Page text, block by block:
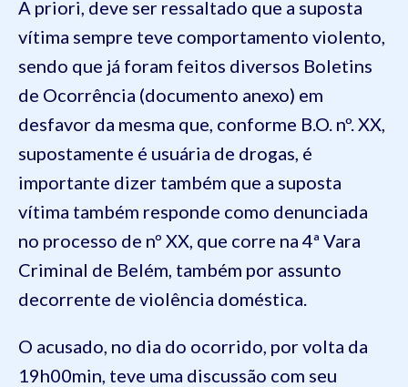
A priori, deve ser ressaltado que a suposta
vítima sempre teve comportamento violento,
sendo que já foram feitos diversos Boletins
de Ocorrência (documento anexo) em
desfavor da mesma que, conforme B.O. nº. XX,
supostamente é usuária de drogas, é
importante dizer também que a suposta
vítima também responde como denunciada
no processo de nº XX, que corre na 4ª Vara
Criminal de Belém, também por assunto
decorrente de violência doméstica.
O acusado, no dia do ocorrido, por volta da
19h00min, teve uma discussão com seu